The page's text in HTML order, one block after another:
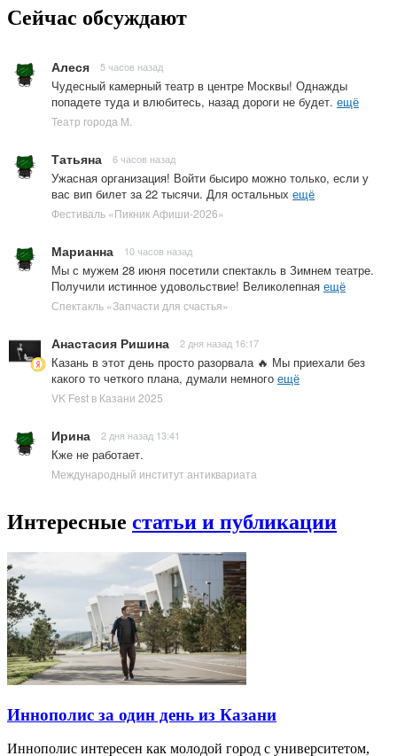
Сейчас обсуждают
Алеся 5 часов назад
Чудесный камерный театр в центре Москвы! Однажды
попадете туда и влюбитесь, назад дороги не будет. ещё
Театр города М.
Татьяна 6 часов назад
Ужасная организация! Войти бысиро можно только, если у
вас вип билет за 22 тысячи. Для остальных ещё
Фестиваль «Пикник Афиши-2026»
Марианна 10 часов назад
Мы с мужем 28 июня посетили спектакль в Зимнем театре.
Получили истинное удовольствие! Великолепная ещё
Спектакль «Запчасти для счастья»
Анастасия Ришина 2 дня назад 16:17
Казань в этот день просто разорвала 🔥 Мы приехали без
какого то четкого плана, думали немного ещё
VK Fest в Казани 2025
Ирина 2 дня назад 13:41
Кже не работает.
Международный институт антиквариата
Интересные статьи и публикации
Иннополис за один день из Казани
Иннополис интересен как молодой город с университетом,